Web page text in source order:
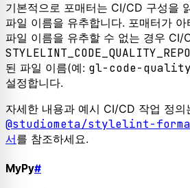
기본적으로 포매터는 CI/CD 구성을
파일 이름을 유추합니다. 포매터가
파일 이름을 유추할 수 없는 경우 CI/
된 파일 이름(예: gl-code-
설정합니다.
자세한 내용과 예시 CI/CD 작업 정의
@studiometa/stylelint-
서를 참조하세요.
MyPy#